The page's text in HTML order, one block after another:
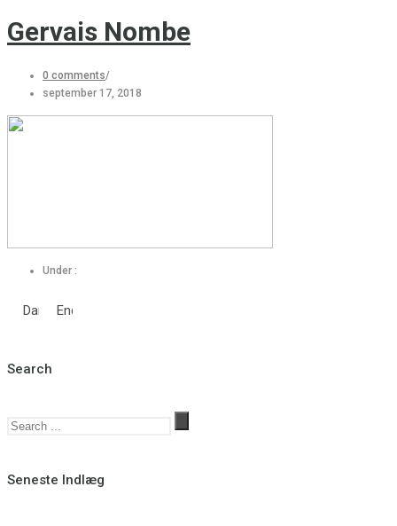
Gervais Nombe
0 comments/
september 17, 2018
Under :
Search
Seneste Indlæg